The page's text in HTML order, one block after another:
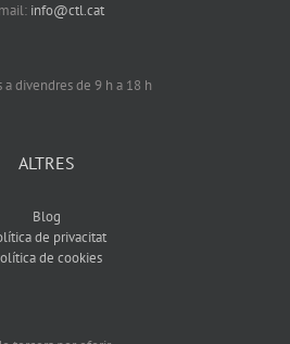
info@ctl.cat
divendres de 9 h a 18 h
ALTRES
Blog
de privacitat
de cookies